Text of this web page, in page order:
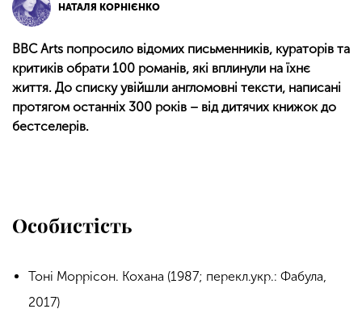
НАТАЛЯ КОРНІЄНКО
BBC Arts попросило відомих письменників, кураторів та
критиків обрати 100 романів, які вплинули на їхнє
життя. До списку увійшли англомовні тексти, написані
протягом останніх 300 років – від дитячих книжок до
бестселерів.
Особистість
Тоні Моррісон. Кохана (1987; перекл.укр.: Фабула,
2017)